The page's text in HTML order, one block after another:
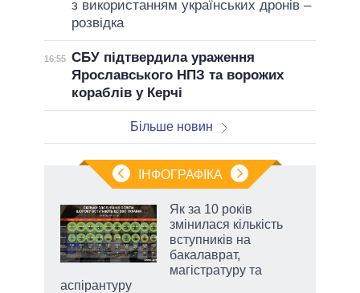
з використанням українських дронів –
розвідка
16:55 СБУ підтвердила ураження
Ярославського НПЗ та ворожих
кораблів у Керчі
Більше новин
ІНФОГРАФІКА
Як за 10 років
змінилася кількість
вступників на
бакалаврат,
магістратуру та
аспірантуру